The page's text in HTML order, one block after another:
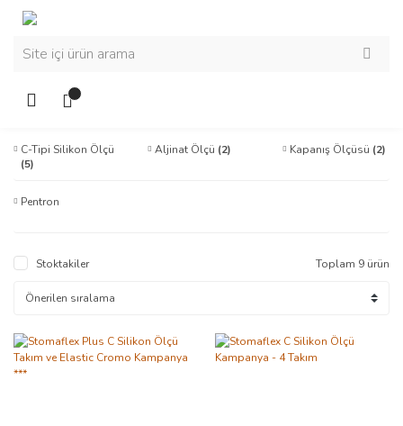
C-Tipi Silikon Ölçü
(5)
Aljinat Ölçü (2) Kapanış Ölçüsü (2)
Pentron
Stoktakiler Toplam 9 ürün